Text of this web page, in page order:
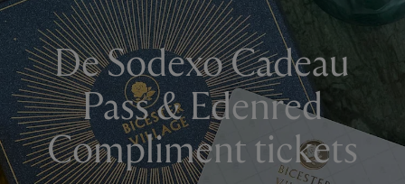
De Sodexo Cadeau
Pass & Edenred
Compliment tickets